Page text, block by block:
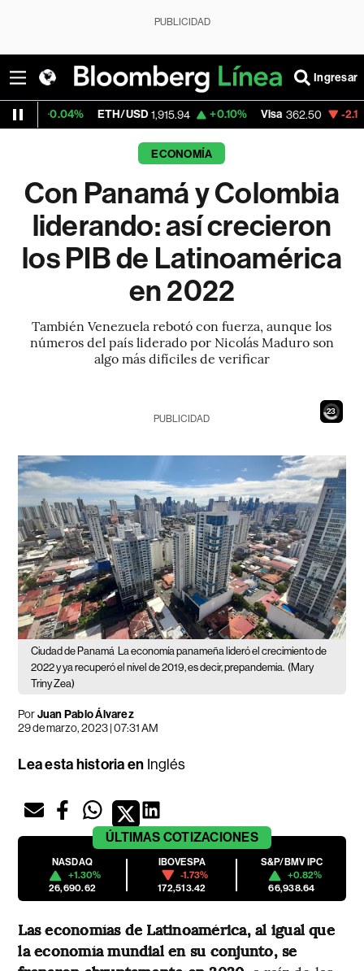
PUBLICIDAD
Ingresar
ETH/USD 1,915.94 +0.10% Visa 362.50 -2.15%
ECONOMÍA
Con Panamá y Colombia
liderando: así crecieron
los PIB de Latinoamérica
en 2022
También Venezuela rebotó con fuerza, aunque los
números del país liderado por Nicolás Maduro son
algo más difíciles de verificar
21
PUBLICIDAD
Ciudad de Panamá La economía panameña lideró el crecimiento de
2022 y ya recuperó el nivel de 2019, es decir, prepandemia. (Mary
Triny Zea)
PorJuan Pablo Álvarez
29 de marzo, 2023 | 07:31 AM
Lea esta historia en Inglés
ÚLTIMAS COTIZACIONES
NASDAQ
+1.30%
26,690.62
IBOVESPA
-1.73%
172,513.42
S&P/BMV IPC
+0.82%
66,938.64
Las economías de Latinoamérica, al igual que
la economía mundial en su conjunto, se